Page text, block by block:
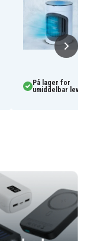
På lager for
umiddelbar